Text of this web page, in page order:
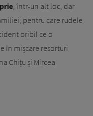
, într-un alt loc, dar
pentru care rudele
oribil ce o
în mișcare resorturi
Chițu și Mircea